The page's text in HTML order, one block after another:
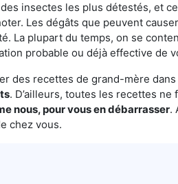
insectes les plus détestés, et
Les dégâts que peuvent
La plupart du temps, on se
probable ou déjà effective de
des recettes de grand-mère dans
. D’ailleurs, toutes les recettes
nous, pour vous en débarrasser.
chez vous.